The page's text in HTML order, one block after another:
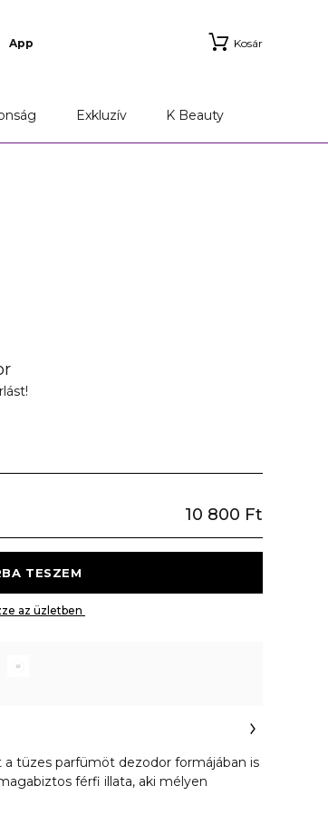
App Kosár
Exkluzív K Beauty
10 800 Ft
tüzes parfümöt dezodor formájában is
férfi illata, aki mélyen